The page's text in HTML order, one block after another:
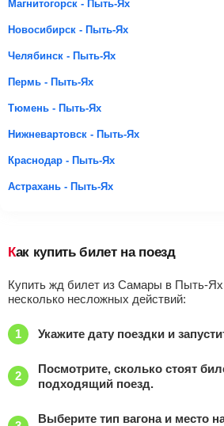
Магнитогорск - Пыть-Ях
Новосибирск - Пыть-Ях
Челябинск - Пыть-Ях
Пермь - Пыть-Ях
Тюмень - Пыть-Ях
Нижневартовск - Пыть-Ях
Краснодар - Пыть-Ях
Астрахань - Пыть-Ях
Как купить билет на поезд
Купить жд билет из Самары в Пыть-
несколько несложных действий:
Укажите дату поездки и
Посмотрите, сколько стоят
подходящий поезд.
Выберите тип вагона и место